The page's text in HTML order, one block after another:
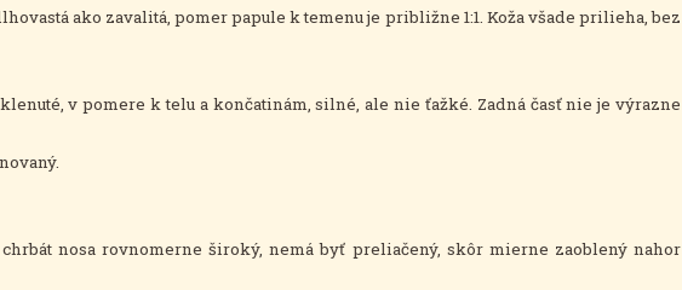
ako zavalitá, pomer papule k temenu je približne 1:1. Koža všade prilieha, bez
v pomere k telu a končatinám, silné, ale nie ťažké. Zadná časť nie je výrazne
nosa rovnomerne široký, nemá byť preliačený, skôr mierne zaoblený nahor